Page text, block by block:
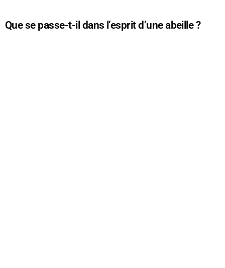
Que se passe-t-il dans l’esprit d’une abeille ?